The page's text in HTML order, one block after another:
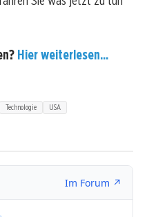
Hier weiterlesen...
Technologie USA